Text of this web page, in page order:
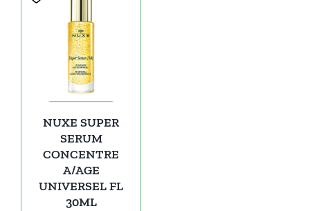
NUXE SUPER
SERUM
CONCENTRE
A/AGE
UNIVERSEL FL
30ML